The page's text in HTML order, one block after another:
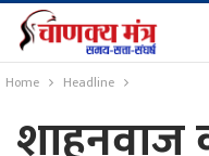
Home Headline